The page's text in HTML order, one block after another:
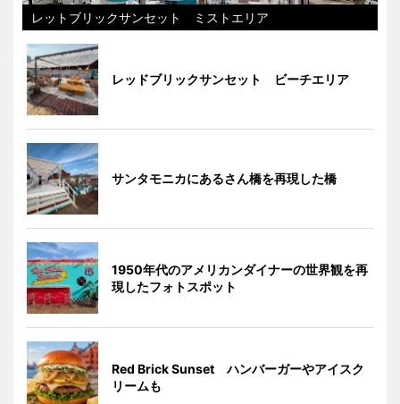
レットブリックサンセット ミストエリア
レッドブリックサンセット ビーチエリア
サンタモニカにあるさん橋を再現した橋
1950年代のアメリカンダイナーの世界観を再
現したフォトスポット
Red Brick Sunset ハンバーガーやアイスク
リームも